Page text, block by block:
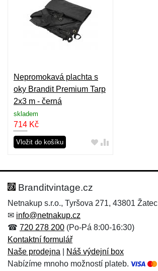
Nepromokavá plachta s
oky Brandit Premium Tarp
2x3 m - černá
skladem
714 Kč
Vložit do košíku
Branditvintage.cz
Netnakup s.r.o., Tyršova 271, 43801 Žatec
✉ info@netnakup.cz
☎ 720 278 200 (Po-Pá 8:00-16:30)
Kontaktní formulář
Naše prodejna
Náš výdejní box
Nabízíme mnoho možností plateb.